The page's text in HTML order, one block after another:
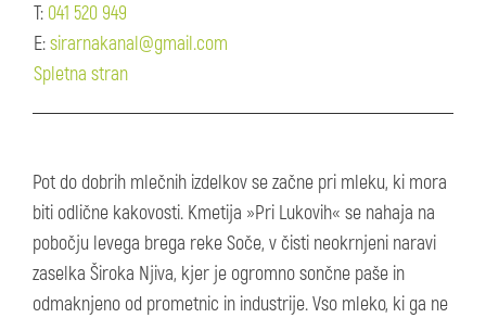
T: 041 520 949
E:sirarnakanal@gmail.com
Spletna stran
Pot do dobrih mlečnih izdelkov se začne pri mleku, ki mora
biti odlične kakovosti. Kmetija »Pri Lukovih« se nahaja na
pobočju levega brega reke Soče, v čisti neokrnjeni naravi
zaselka Široka Njiva, kjer je ogromno sončne paše in
odmaknjeno od prometnic in industrije. Vso mleko, ki ga ne